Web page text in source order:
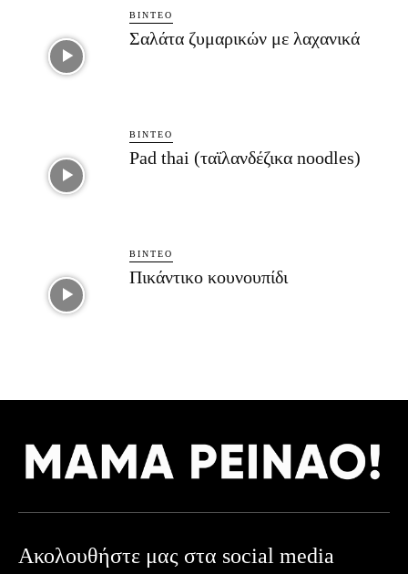
ΒΊΝΤΕΟ
Σαλάτα ζυμαρικών με λαχανικά
ΒΊΝΤΕΟ
Pad thai (ταϊλανδέζικα noodles)
ΒΊΝΤΕΟ
Πικάντικο κουνουπίδι
Ακολουθήστε μας στα social media